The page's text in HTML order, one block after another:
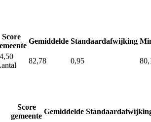
Score
Gemiddelde Standaardafwijking
82,78 0,95
Score
gemeente
Gemiddelde